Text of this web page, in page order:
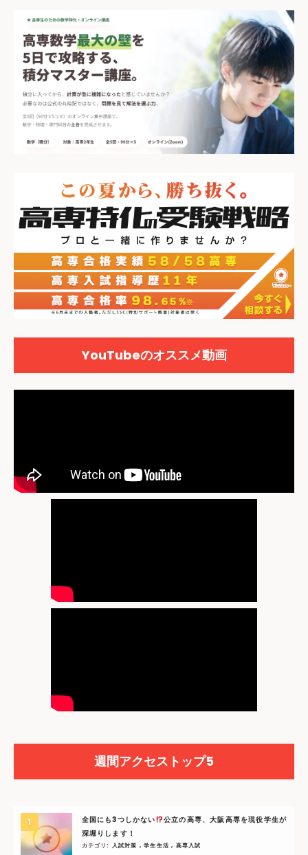
YouTubeのオススメ動画
週間アクセストップ5
全国にも3つしかない
公立の高専、大阪高専を現役学生が
深堀りします！
カテゴリ: 入試対策 ,学生生活, 高専入試